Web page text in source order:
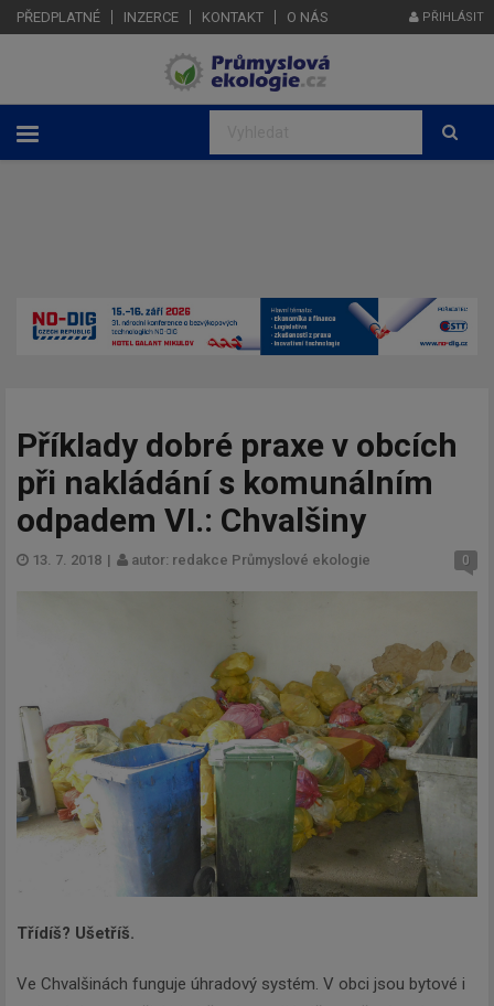
PŘEDPLATNÉ INZERCE KONTAKT O NÁS PŘIHLÁSIT
Příklady dobré praxe v obcích
při nakládání s komunálním
odpadem VI.: Chvalšiny
13. 7. 2018 | autor: redakce Průmyslové ekologie 0
Třídíš? Ušetříš.
Ve Chvalšinách funguje úhradový systém. V obci jsou bytové i